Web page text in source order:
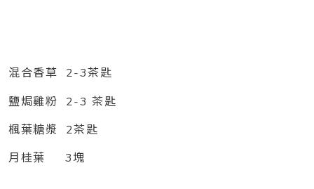
混合香草 2-3茶匙
鹽焗雞粉 2-3 茶匙
楓葉糖漿 2茶匙
月桂葉 3塊